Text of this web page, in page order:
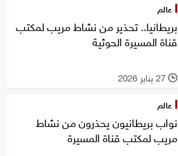
عالم
بريطانيا.. تحذير من نشاط مريب لمكتب
قناة المسيرة الحوثية
l 27 يناير 2026
عالم
نواب بريطانيون يحذرون من نشاط
مريب لمكتب قناة المسيرة